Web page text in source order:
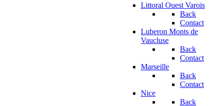
Littoral Ouest Varois
Back
Contact
Luberon Monts de
Vaucluse
Back
Contact
Marseille
Back
Contact
Nice
Back